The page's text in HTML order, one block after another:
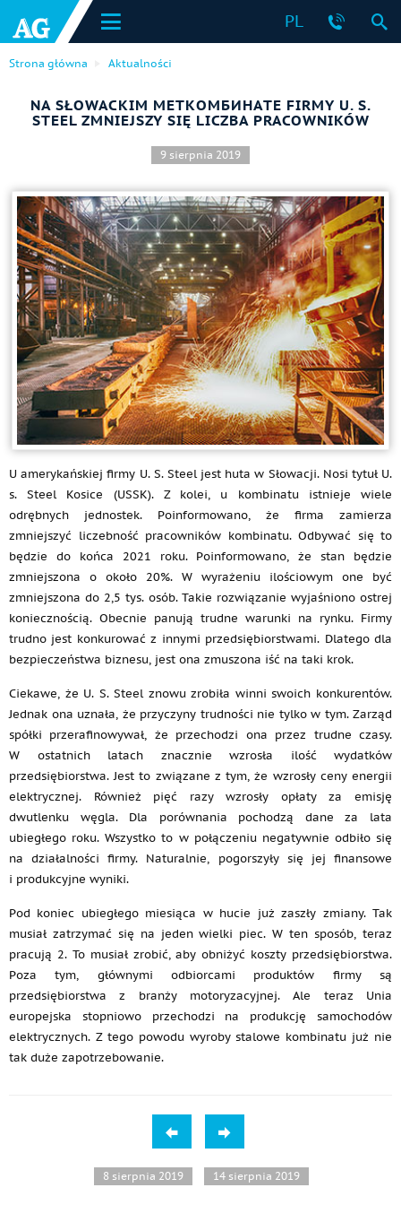
PL
Strona główna Aktualności
NA SŁOWACKIM МЕТКОМБИНАТЕ FIRMY U. S.
STEEL ZMNIEJSZY SIĘ LICZBA PRACOWNIKÓW
9 sierpnia 2019
U amerykańskiej firmy U. S. Steel jest huta w Słowacji. Nosi tytuł U.
s. Steel Kosice (USSK). Z kolei, u kombinatu istnieje wiele
odrębnych jednostek. Poinformowano, że firma zamierza
zmniejszyć liczebność pracowników kombinatu. Odbywać się to
będzie do końca 2021 roku. Poinformowano, że stan będzie
zmniejszona o około 20%. W wyrażeniu ilościowym one być
zmniejszona do 2,5 tys. osób. Takie rozwiązanie wyjaśniono ostrej
koniecznością. Obecnie panują trudne warunki na rynku. Firmy
trudno jest konkurować z innymi przedsiębiorstwami. Dlatego dla
bezpieczeństwa biznesu, jest ona zmuszona iść na taki krok.
Ciekawe, że U. S. Steel znowu zrobiła winni swoich konkurentów.
Jednak ona uznała, że przyczyny trudności nie tylko w tym. Zarząd
spółki przerafinowywał, że przechodzi ona przez trudne czasy.
W ostatnich latach znacznie wzrosła ilość wydatków
przedsiębiorstwa. Jest to związane z tym, że wzrosły ceny energii
elektrycznej. Również pięć razy wzrosły opłaty za emisję
dwutlenku węgla. Dla porównania pochodzą dane za lata
ubiegłego roku. Wszystko to w połączeniu negatywnie odbiło się
na działalności firmy. Naturalnie, pogorszyły się jej finansowe
i produkcyjne wyniki.
Pod koniec ubiegłego miesiąca w hucie już zaszły zmiany. Tak
musiał zatrzymać się na jeden wielki piec. W ten sposób, teraz
pracują 2. To musiał zrobić, aby obniżyć koszty przedsiębiorstwa.
Poza tym, głównymi odbiorcami produktów firmy są
przedsiębiorstwa z branży motoryzacyjnej. Ale teraz Unia
europejska stopniowo przechodzi na produkcję samochodów
elektrycznych. Z tego powodu wyroby stalowe kombinatu już nie
tak duże zapotrzebowanie.
8 sierpnia 2019 14 sierpnia 2019